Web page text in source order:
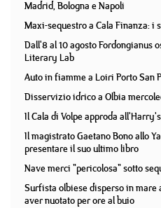
Madrid, Bologna e Napoli
Maxi-sequestro a Cala Finanza: i
Dall'8 al 10 agosto Fordongianus
Literary Lab
Auto in fiamme a Loiri Porto San
Disservizio idrico a Olbia
Il Cala di Volpe approda
Il magistrato Gaetano Bono allo
presentare il suo ultimo libro
Nave merci "pericolosa" sotto
Surfista olbiese disperso in mare
aver nuotato per ore al buio